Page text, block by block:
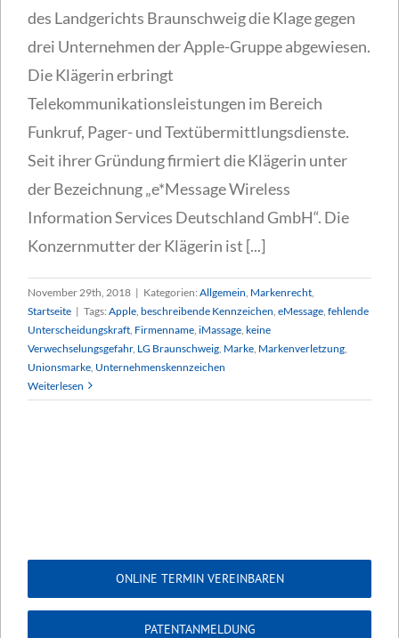
des Landgerichts Braunschweig die Klage gegen
drei Unternehmen der Apple-Gruppe abgewiesen.
Die Klägerin erbringt
Telekommunikationsleistungen im Bereich
Funkruf, Pager- und Textübermittlungsdienste.
Seit ihrer Gründung firmiert die Klägerin unter
der Bezeichnung „e*Message Wireless
Information Services Deutschland GmbH“. Die
Konzernmutter der Klägerin ist [...]
November 29th, 2018 | Kategorien: Allgemein Markenrecht
Startseite | Tags: Apple beschreibende Kennzeichen eMessage fehlende
Unterscheidungskraft Firmenname iMassage keine
Verwechselungsgefahr, LG Braunschweig Marke Markenverletzung
Unionsmarke Unternehmenskennzeichen
Weiterlesen
ONLINE TERMIN VEREINBAREN
PATENTANMELDUNG